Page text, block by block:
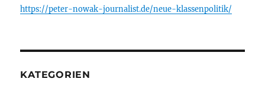
https://peter-nowak-journalist.de/neue-klassenpolitik/
KATEGORIEN